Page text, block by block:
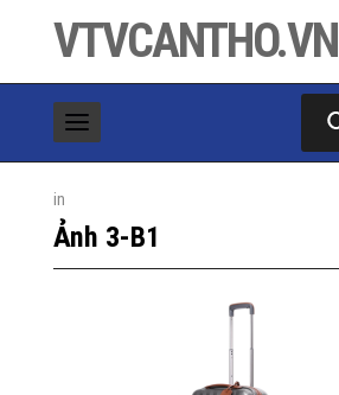
VTVCANTHO.VN
in
Ảnh 3-B1